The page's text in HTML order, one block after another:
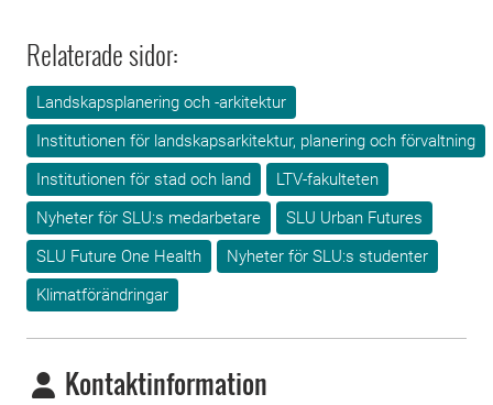
Relaterade sidor:
Landskapsplanering och -arkitektur
Institutionen för landskapsarkitektur, planering och förvaltning
Institutionen för stad och land
LTV-fakulteten
Nyheter för SLU:s medarbetare
SLU Urban Futures
SLU Future One Health
Nyheter för SLU:s studenter
Klimatförändringar
Kontaktinformation